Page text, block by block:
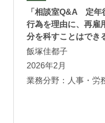
「相談室Q&A 定年
行為を理由に、再雇
分を科すことはでき
飯塚佳都子
2026年2月
業務分野：人事・